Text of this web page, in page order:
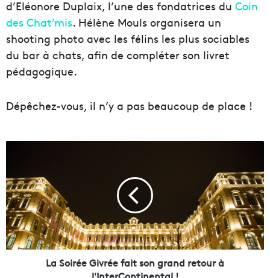
d’Eléonore Duplaix, l’une des fondatrices du Coin
des Chat’mis. Hélène Mouls organisera un
shooting photo avec les félins les plus sociables
du bar à chats, afin de compléter son livret
pédagogique.
Dépêchez-vous, il n’y a pas beaucoup de place !
o
i
r
é
e
G
La Soirée Givrée fait son grand retour à